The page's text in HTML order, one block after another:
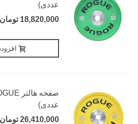
عددی)
18,820,000 تومان
عددی)
26,410,000 تومان